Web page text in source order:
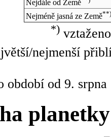
Nejdále od Země
Nejméně jasná ze Země**)
*)
nejmenší
období od 9.